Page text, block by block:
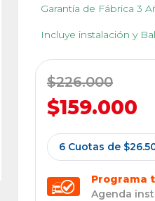
Garantía de Fábrica 3
Incluye instalación y
$226.000
$159.000
6 Cuotas de
Programa
Agenda